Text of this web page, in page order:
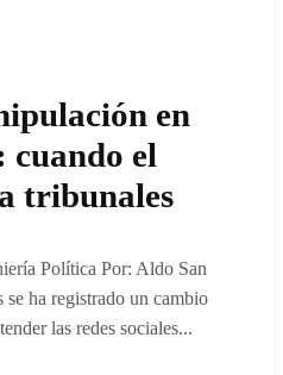
en
cuando el
tribunales
Política Por: Aldo San
se ha registrado un cambio
las redes sociales...